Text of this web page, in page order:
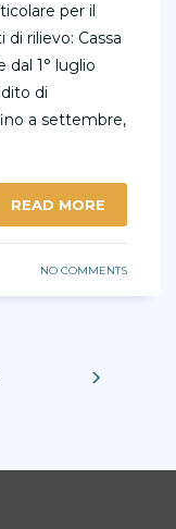
per il
rilievo: Cassa
1° luglio
di
a settembre,
READ MORE
NO COMMENTS